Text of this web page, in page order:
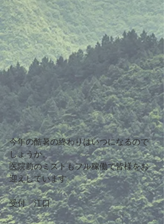
今年の酷暑の終わりはいつになるので
しょうか。
医院前のミストもフル稼働で皆様をお
迎えしています。
受付　江口